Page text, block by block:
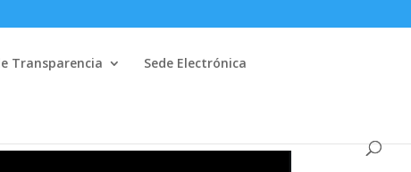
Transparencia Sede Electrónica